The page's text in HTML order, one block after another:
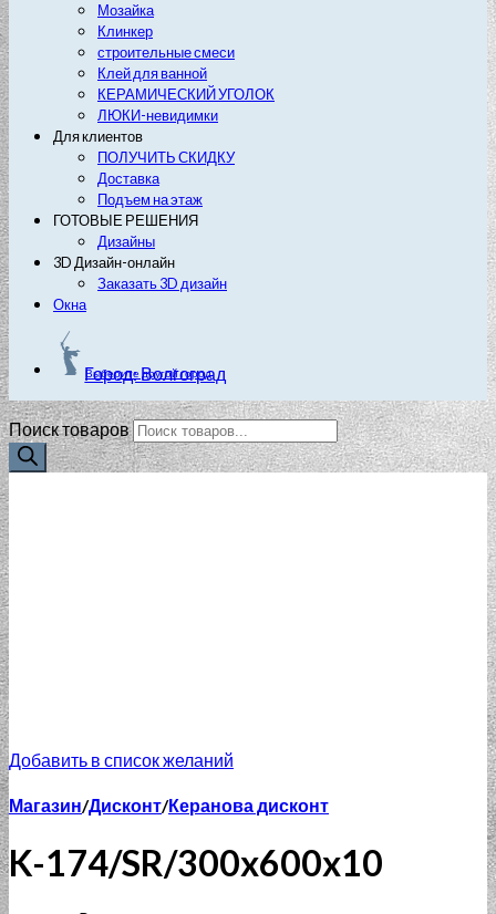
Мозайка
Клинкер
строительные смеси
Клей для ванной
КЕРАМИЧЕСКИЙ УГОЛОК
ЛЮКИ-невидимки
Для клиентов
ПОЛУЧИТЬ СКИДКУ
Доставка
Подъем на этаж
ГОТОВЫЕ РЕШЕНИЯ
Дизайны
3D Дизайн-онлайн
Заказать 3D дизайн
Окна
Город: Волгоград
Выберите другой город
Поиск товаров
Добавить в список желаний
Магазин/Дисконт/Керанова дисконт
K-174/SR/300x600x10